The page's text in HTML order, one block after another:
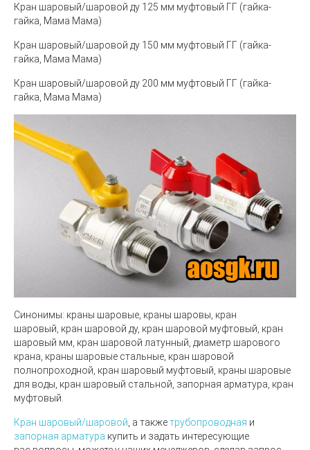
Кран шаровый/шаровой ду 125 мм муфтовый ГГ (гайка-
гайка, Мама Мама)
Кран шаровый/шаровой ду 150 мм муфтовый ГГ (гайка-
гайка, Мама Мама)
Кран шаровый/шаровой ду 200 мм муфтовый ГГ (гайка-
гайка, Мама Мама)
Синонимы: краны шаровые, краны шаровы, кран
шаровый, кран шаровой ду, кран шаровой муфтовый, кран
шаровый мм, кран шаровой латунный, диаметр шарового
крана, краны шаровые стальные, кран шаровой
полнопроходной, кран шаровый муфтовый, краны шаровые
для воды, кран шаровый стальной, запорная арматура, кран
муфтовый.
Кран шаровый/шаровой, а такжетрубопроводная и
запорная арматура купить и задать интересующие